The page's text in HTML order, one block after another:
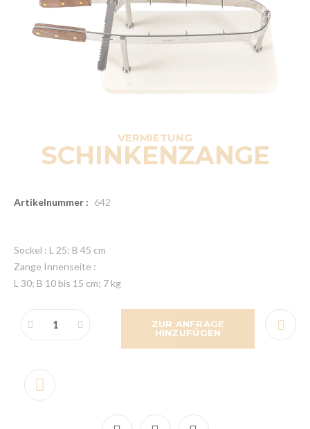
VERMIETUNG
SCHINKENZANGE
Artikelnummer : 642
Sockel : L 25; B 45 cm
Zange Innenseite :
L 30; B 10 bis 15 cm; 7 kg
ZUR ANFRAGE
HINZUFÜGEN